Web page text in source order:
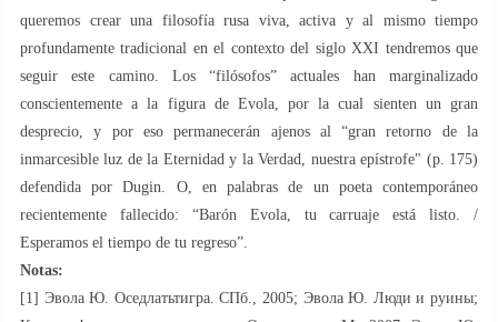
queremos crear una filosofía rusa viva, activa y al mismo tiempo
profundamente tradicional en el contexto del siglo XXI tendremos que
seguir este camino. Los “filósofos” actuales han marginalizado
conscientemente a la figura de Evola, por la cual sienten un gran
desprecio, y por eso permanecerán ajenos al “gran retorno de la
inmarcesible luz de la Eternidad y la Verdad, nuestra epístrofe" (p. 175)
defendida por Dugin. O, en palabras de un poeta contemporáneo
recientemente fallecido: “Barón Evola, tu carruaje está listo. /
Esperamos el tiempo de tu regreso”.
Notas:
[1] Эвола Ю. Оседлатьтигра. СПб., 2005; Эвола Ю. Люди и руины;